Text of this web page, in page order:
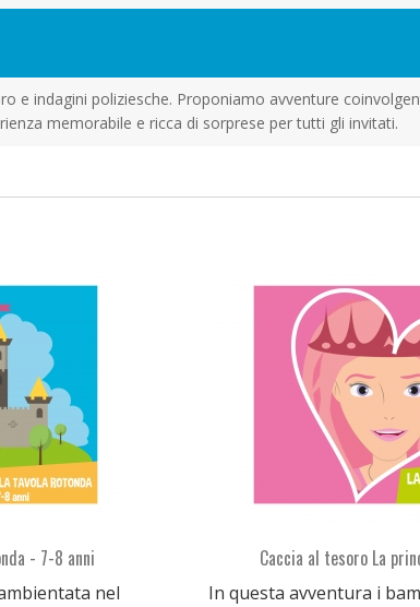
e indagini poliziesche. Proponiamo avventure
memorabile e ricca di sorprese per tutti gli invitati.
- 7-8 anni
nel
Caccia al tesoro La
In questa avventura i